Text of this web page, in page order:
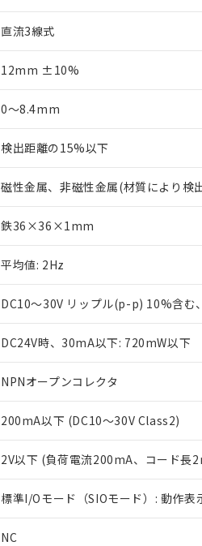
直流3線式
12mm ±10%
0～8.4mm
検出距離の15%以下
磁性金属、非磁性金属(材質により検
鉄36×36×1mm
平均値: 2Hz
DC10～30V リップル(p-p) 10%含む
DC24V時、30mA以下: 720mW以下
NPNオープンコレクタ
200mA以下 (DC10～30V Class2)
2V以下 (負荷電流200mA、コード長
標準I/Oモード（SIOモード）: 動作
NC
※1 対応状況
対応済み：EU RoHS
対応予定：EU RoHS指
対応予定なし：EU